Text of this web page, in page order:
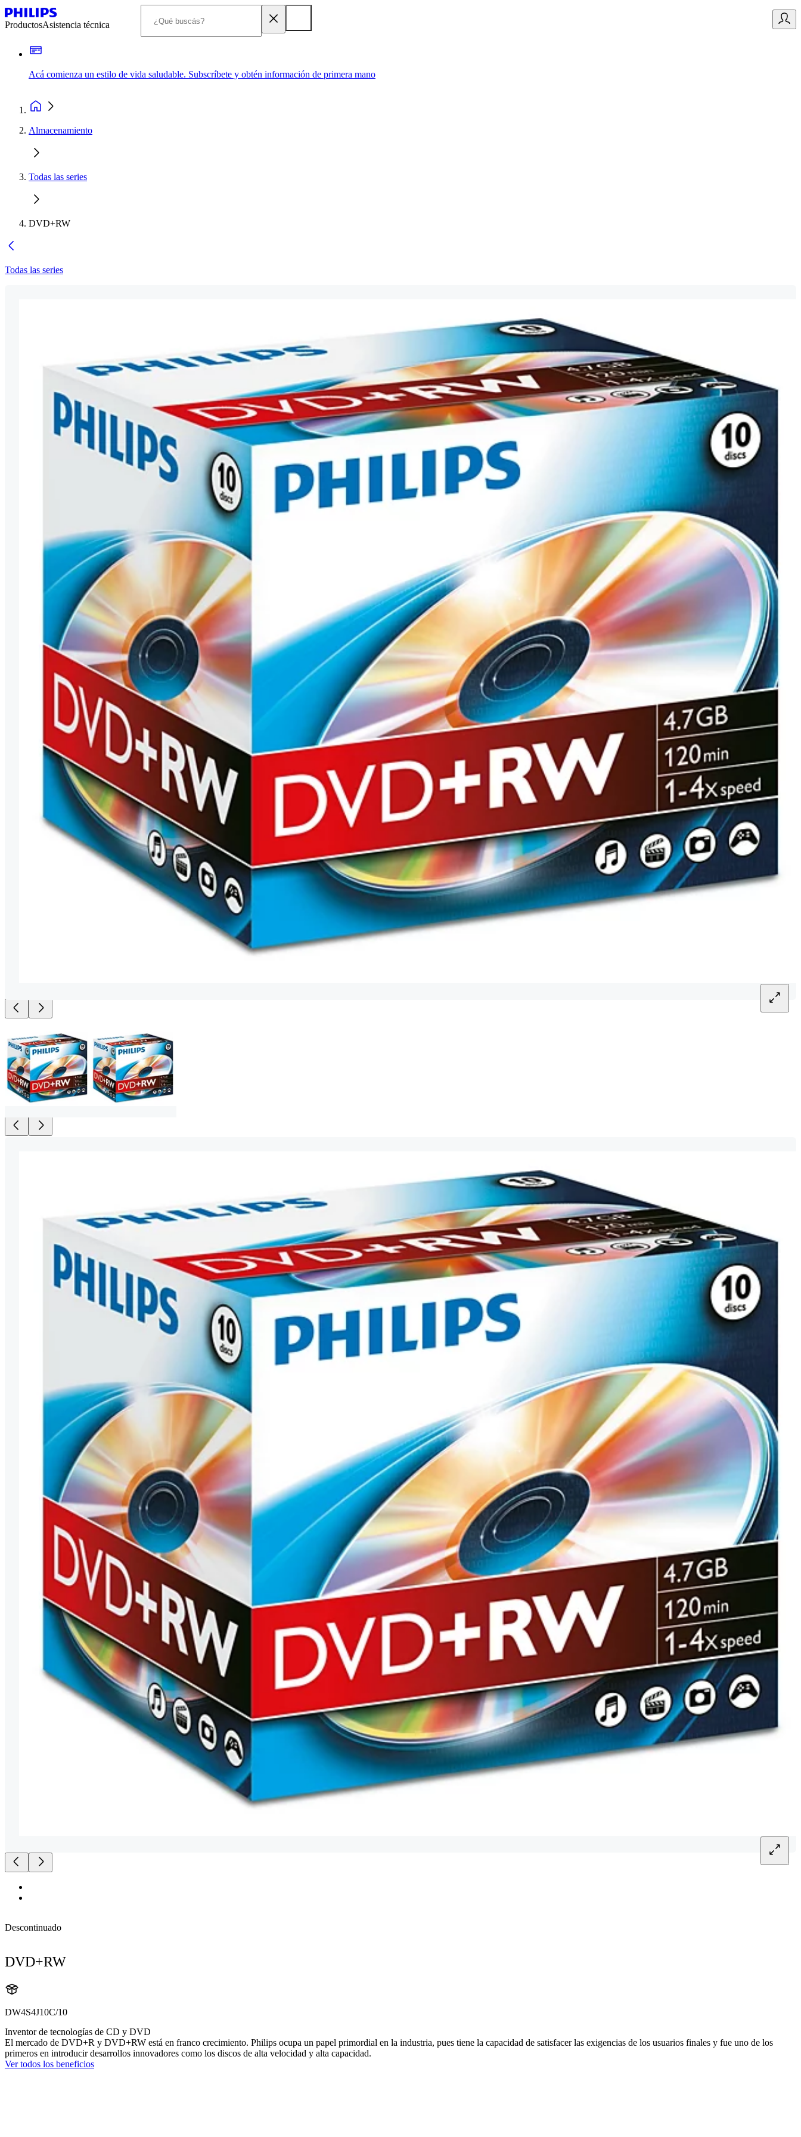
ProductosAsistencia técnica
Acá comienza un estilo de vida saludable. Subscríbete y obtén información de primera mano
Almacenamiento
Todas las series
DVD+RW
Todas las series
Descontinuado
DVD+RW
DW4S4J10C/10
Inventor de tecnologías de CD y DVD
El mercado de DVD+R y DVD+RW está en franco crecimiento. Philips ocupa un papel primordial en la industria, pues tiene la capacidad de satisfacer las exigencias de los usuarios finales y fue uno de los
primeros en introducir desarrollos innovadores como los discos de alta velocidad y alta capacidad.
Ver todos los beneficios